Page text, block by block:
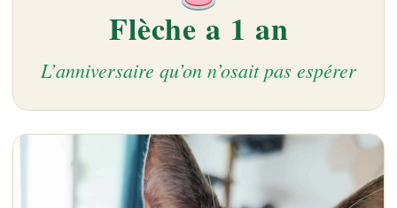
Flèche a 1 an
L’anniversaire qu’on n’osait pas espérer